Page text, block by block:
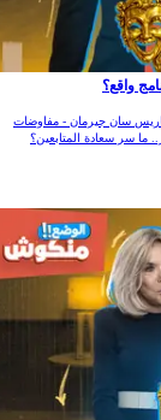
واقع؟
سان جيرمان - مفاوضات
سر سعادة المتابعين؟